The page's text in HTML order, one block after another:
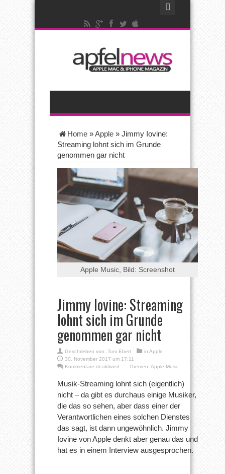
Home »Apple » Jimmy Iovine:
Streaming lohnt sich im Grunde
genommen gar nicht
Apple Music, Bild: Screenshot
Jimmy Iovine: Streaming
lohnt sich im Grunde
genommen gar nicht
Geschrieben von: Toni Ebert in Apple
30. November 2017 um 17:11
Kommentare deaktiviertfür
Iovine:
Streaming
lohnt
im
Grunde
gar
nicht
Themen: Apple Music
Musik-Streaming lohnt sich (eigentlich)
nicht – da gibt es durchaus einige Musiker,
die das so sehen, aber dass einer der
Verantwortlichen eines solchen Dienstes
das sagt, ist dann ungewöhnlich. Jimmy
Iovine von Apple denkt aber genau das und
hat es in einem Interview ausgesprochen.